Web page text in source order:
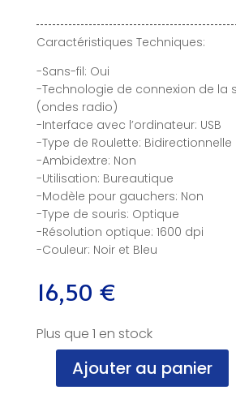
Caractéristiques Techniques:
-Sans-fil: Oui
-Technologie de connexion de la
(ondes radio)
-Interface avec l’ordinateur: USB
-Type de Roulette: Bidirectionnelle
-Ambidextre: Non
-Utilisation: Bureautique
-Modèle pour gauchers: Non
-Type de souris: Optique
-Résolution optique: 1600 dpi
-Couleur: Noir et Bleu
16,50 €
Plus que 1 en stock
quantitéAjouter au panier